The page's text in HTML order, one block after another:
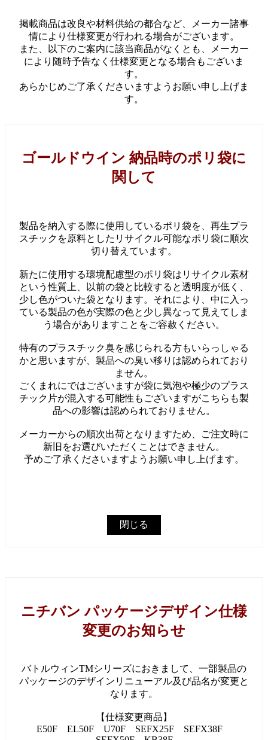
掲載商品は改良や材料供給の都合など、メーカー諸事
情により仕様変更が行われる場合がございます。
また、以下のご案内に該当商品がなくとも、メーカー
により随時予告なく仕様変更となる場合もございま
す。
あらかじめご了承くださいますようお願い申し上げま
す。
ゴールドウイン 納品時のポリ袋に
関して
製品を納入する際に使用しているポリ袋を、再生プラ
スチックを原料としたリサイクル可能なポリ袋に順次
切り替えています。
新たに使用する環境配慮型のポリ袋はリサイクル素材
という性質上、以前の袋と比較すると透明度が低く、
少し色がついた袋となります。それにより、中に入っ
ている製品の色が実際の色と少し異なって見えてしま
う場合がありますことをご容赦ください。
特有のプラスチック臭を感じられる方もいらっしゃる
かと思いますが、製品への臭い移りは認められており
ません。
ごくまれにではございますが袋に気泡や極少のプラス
チック片が混入する可能性もございますがこちらも製
品への影響は認められておりません。
メーカーからの順次出荷となりますため、ご注文時に
新旧をお選びいただくことはできません。
予めご了承くださいますようお願い申し上げます。
閉じる
ニチバン パッケージデザイン仕様
変更のお知らせ
バトルウィンTMシリーズにおきまして、一部製品の
パッケージのデザインリニューアル及び品名が変更と
なります。
【仕様変更商品】
E50F EL50F U70F SEFX25F SEFX38F